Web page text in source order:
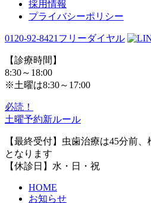
採用情報
プライバシーポリシー
0120-92-8421 フリーダイヤル
【診療時間】
8:30～18:00
※土曜は8:30～17:00
必読！
土曜予約新ルール
【最終受付】虫歯治療は45分前
となります
【休診日】水・日・祝
HOME
お知らせ